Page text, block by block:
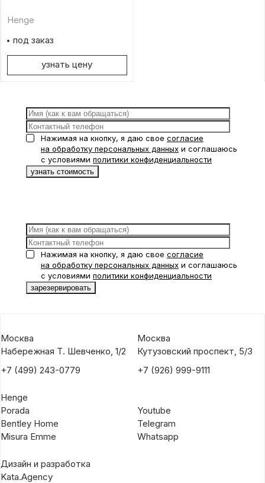
Henge
под заказ
узнать цену
Нажимая на кнопку, я даю свое согласие
на обработку персональных данных и соглашаюсь
с условиями политики конфиденциальности
Нажимая на кнопку, я даю свое согласие
на обработку персональных данных и соглашаюсь
с условиями политики конфиденциальности
Москва
Набережная Т. Шевченко, 1/2
+7 (499) 243-0779
Москва
Кутузовский проспект, 5/3
+7 (926) 999-9111
Henge
Porada
Bentley Home
Misura Emme
Youtube
Telegram
Whatsapp
Дизайн и разработка
Kata.Agency